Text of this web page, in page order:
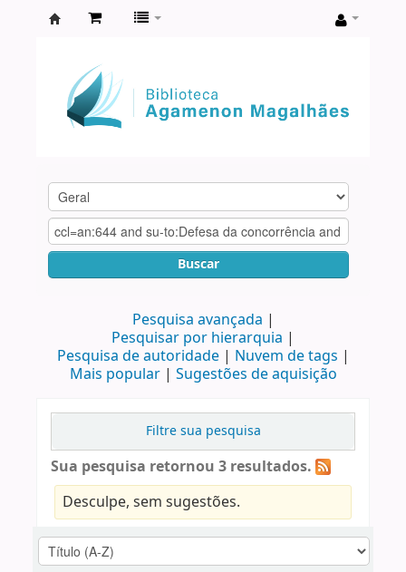
Agamenon
Magalhães
Buscar
Pesquisa avançada
Pesquisar por hierarquia
Pesquisa de autoridade
Nuvem de tags
Mais popular
Sugestões de aquisição
Filtre sua pesquisa
Sua pesquisa retornou 3 resultados.
Desculpe, sem sugestões.